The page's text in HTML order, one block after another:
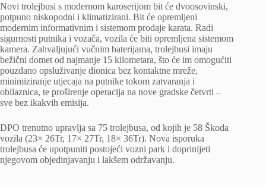
Novi trolejbusi s modernom karoserijom bit će dvoosovinski,
potpuno niskopodni i klimatizirani. Bit će opremljeni
modernim informativnim i sistemom prodaje karata. Radi
sigurnosti putnika i vozača, vozila će biti opremljena sistemom
kamera. Zahvaljujući vučnim baterijama, trolejbusi imaju
bežični domet od najmanje 15 kilometara, što će im omogućiti
pouzdano opsluživanje dionica bez kontaktne mreže,
minimiziranje utjecaja na putnike tokom zatvaranja i
obilaznica, te proširenje operacija na nove gradske četvrti –
sve bez ikakvih emisija.
DPO trenutno upravlja sa 75 trolejbusa, od kojih je 58 Škoda
vozila (23× 26Tr, 17× 27Tr, 18× 36Tr). Nova isporuka
trolejbusa će upotpuniti postojeći vozni park i doprinijeti
njegovom objedinjavanju i lakšem održavanju.